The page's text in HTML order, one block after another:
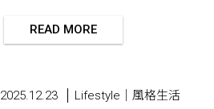
READ MORE
2025.12.23 Lifestyle｜風格生活